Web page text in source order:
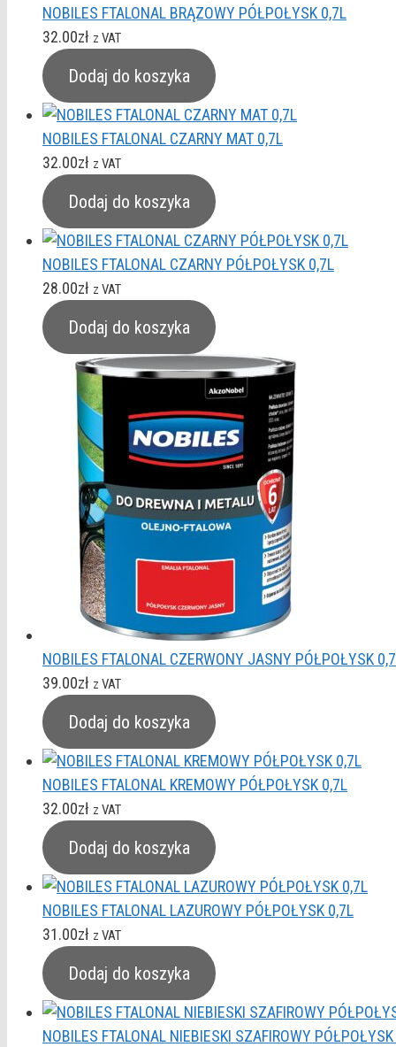
NOBILES FTALONAL BRĄZOWY PÓŁPOŁYSK 0,7L
32.00zł z VAT
Dodaj do koszyka
NOBILES FTALONAL CZARNY MAT 0,7L
32.00zł z VAT
Dodaj do koszyka
NOBILES FTALONAL CZARNY PÓŁPOŁYSK 0,7L
28.00zł z VAT
Dodaj do koszyka
NOBILES FTALONAL CZERWONY JASNY PÓŁPOŁYSK
39.00zł z VAT
Dodaj do koszyka
NOBILES FTALONAL KREMOWY PÓŁPOŁYSK 0,7L
32.00zł z VAT
Dodaj do koszyka
NOBILES FTALONAL LAZUROWY PÓŁPOŁYSK 0,7L
31.00zł z VAT
Dodaj do koszyka
NOBILES FTALONAL NIEBIESKI SZAFIROWY